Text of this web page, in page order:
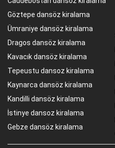
Göztepe dansöz kiralama
Ümraniye dansöz kiralama
Dragos dansöz kiralama
Kavacık dansöz kiralama
Tepeustu dansoz kiralama
Kaynarca dansöz kiralama
Kandilli dansöz kiralama
İstinye dansoz kiralama
Gebze dansöz kiralama